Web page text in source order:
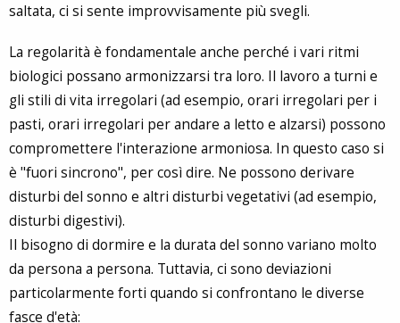
saltata, ci si sente improvvisamente più svegli.
La regolarità è fondamentale anche perché i vari ritmi
biologici possano armonizzarsi tra loro. Il lavoro a turni e
gli stili di vita irregolari (ad esempio, orari irregolari per i
pasti, orari irregolari per andare a letto e alzarsi) possono
compromettere l'interazione armoniosa. In questo caso si
è "fuori sincrono", per così dire. Ne possono derivare
disturbi del sonno e altri disturbi vegetativi (ad esempio,
disturbi digestivi).
Il bisogno di dormire e la durata del sonno variano molto
da persona a persona. Tuttavia, ci sono deviazioni
particolarmente forti quando si confrontano le diverse
fasce d'età: